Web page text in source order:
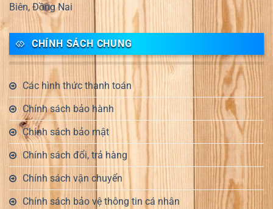
Biên, Đồng Nai
CHÍNH SÁCH CHUNG
Các hình thức thanh toán
Chính sách bảo hành
Chính sách bảo mật
Chính sách đổi, trả hàng
Chính sách vận chuyển
Chính sách bảo vệ thông tin cá nhân